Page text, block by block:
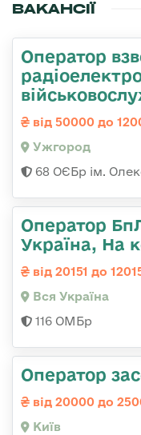
ВАКАНСІЇ
Оператор
від 50000 до
Ужгород
68 ОЄБр ім.
Оператор
Україна, На
від 20151 до
Вся Україна
116 ОМБр
Оператор
від 20000 до
Київ